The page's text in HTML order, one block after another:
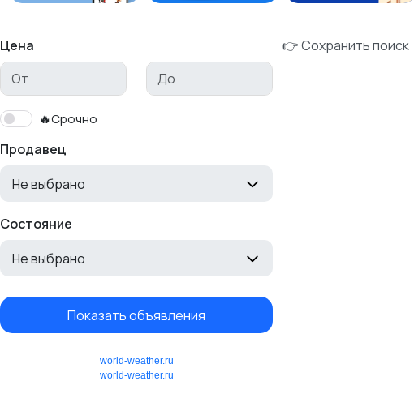
Цена
🔥Срочно
Продавец
Не выбрано
Состояние
Не выбрано
Показать объявления
world-weather.ru
world-weather.ru
👉 Сохранить поиск